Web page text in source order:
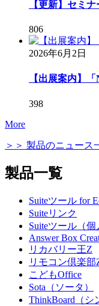
【更新】セミ
806
2026年6月2日
【出展案内】
398
More
＞＞ 製品のニュース
製品一覧
Suiteツール for
Suiteリンク
Suiteツール（個
Answer Box
リカバリー王Z
リモコン倶楽部
こどもOffice
Sota（ソータ）
ThinkBoard（シ